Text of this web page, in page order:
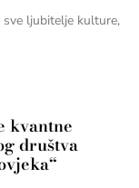
ljubitelje kulture,
kvantne
društva